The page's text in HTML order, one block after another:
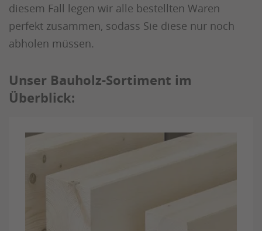
diesem Fall legen wir alle bestellten Waren
perfekt zusammen, sodass Sie diese nur noch
abholen müssen.
Unser Bauholz-Sortiment im
Überblick: